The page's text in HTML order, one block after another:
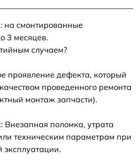
на смонтированные
3 месяцев.
случаем?
проявление дефекта, который
проведенного ремонта
монтаж запчасти).
поломка, утрата
техническим параметрам при
эксплуатации.